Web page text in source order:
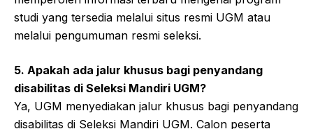
studi yang tersedia melalui situs resmi UGM atau
melalui pengumuman resmi seleksi.
5. Apakah ada jalur khusus bagi penyandang
disabilitas di Seleksi Mandiri UGM?
Ya, UGM menyediakan jalur khusus bagi penyandang
disabilitas di Seleksi Mandiri UGM. Calon peserta